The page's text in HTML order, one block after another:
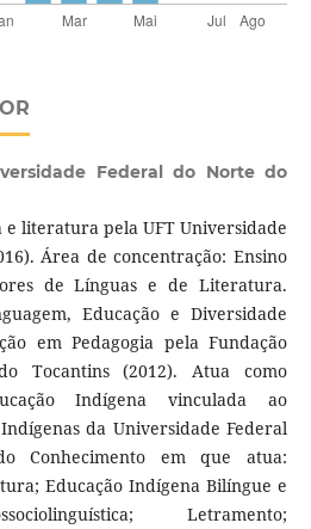
Federal do Norte do
literatura pela UFT Universidade
Área de concentração: Ensino
de Línguas e de Literatura.
Educação e Diversidade
em Pedagogia pela Fundação
Tocantins (2012). Atua como
Indígena vinculada ao
da Universidade Federal
Conhecimento em que atua:
Educação Indígena Bilíngue e
Letramento;